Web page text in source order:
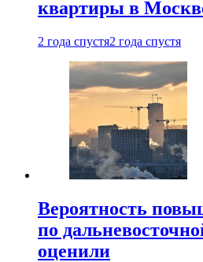
квартиры в
2 года спустя2 года спустя
Вероятность
по
оценили